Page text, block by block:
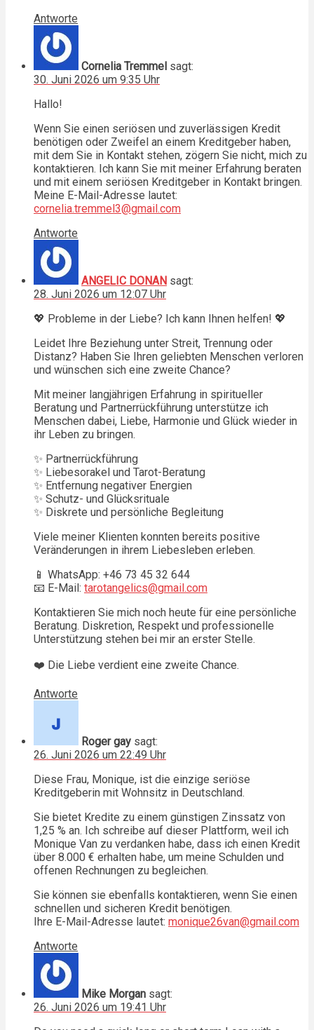
Antworte
Cornelia Tremmel sagt:
30. Juni 2026 um 9:35 Uhr
Hallo!
Wenn Sie einen seriösen und zuverlässigen Kredit
benötigen oder Zweifel an einem Kreditgeber haben,
mit dem Sie in Kontakt stehen, zögern Sie nicht, mich zu
kontaktieren. Ich kann Sie mit meiner Erfahrung beraten
und mit einem seriösen Kreditgeber in Kontakt bringen.
Meine E-Mail-Adresse lautet:
cornelia.tremmel3@gmail.com
Antworte
ANGELIC DONAN sagt:
28. Juni 2026 um 12:07 Uhr
💖 Probleme in der Liebe? Ich kann Ihnen helfen! 💖
Leidet Ihre Beziehung unter Streit, Trennung oder
Distanz? Haben Sie Ihren geliebten Menschen verloren
und wünschen sich eine zweite Chance?
Mit meiner langjährigen Erfahrung in spiritueller
Beratung und Partnerrückführung unterstütze ich
Menschen dabei, Liebe, Harmonie und Glück wieder in
ihr Leben zu bringen.
✨ Partnerrückführung
✨ Liebesorakel und Tarot-Beratung
✨ Entfernung negativer Energien
✨ Schutz- und Glücksrituale
✨ Diskrete und persönliche Begleitung
Viele meiner Klienten konnten bereits positive
Veränderungen in ihrem Liebesleben erleben.
📱 WhatsApp: +46 73 45 32 644
📧 E-Mail: tarotangelics@gmail.com
Kontaktieren Sie mich noch heute für eine persönliche
Beratung. Diskretion, Respekt und professionelle
Unterstützung stehen bei mir an erster Stelle.
❤️ Die Liebe verdient eine zweite Chance.
Antworte
Roger gay sagt:
26. Juni 2026 um 22:49 Uhr
Diese Frau, Monique, ist die einzige seriöse
Kreditgeberin mit Wohnsitz in Deutschland.
Sie bietet Kredite zu einem günstigen Zinssatz von
1,25 % an. Ich schreibe auf dieser Plattform, weil ich
Monique Van zu verdanken habe, dass ich einen Kredit
über 8.000 € erhalten habe, um meine Schulden und
offenen Rechnungen zu begleichen.
Sie können sie ebenfalls kontaktieren, wenn Sie einen
schnellen und sicheren Kredit benötigen.
Ihre E-Mail-Adresse lautet: monique26van@gmail.com
Antworte
Mike Morgan sagt:
26. Juni 2026 um 19:41 Uhr